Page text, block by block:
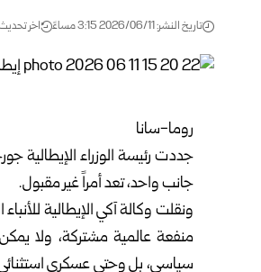
تاريخ النشر: 2026/06/11 3:15 مساءً اخر تحديث: 2026/06/11 3:21
روما-سانا
جددت رئيسة الوزراء الإيطالية
جانب واحد، تعد أمراً غير مقبول.
ونقلت وكالة آكي الإيطالية
منفعة عالمية مشتركة، ولا
سياسي، بل وحتى عسكري